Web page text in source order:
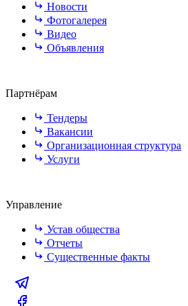
Новости
Фотогалерея
Видео
Объявления
Партнёрам
Тендеры
Вакансии
Организационная структура
Услуги
Управление
Устав общества
Отчеты
Существенные факты